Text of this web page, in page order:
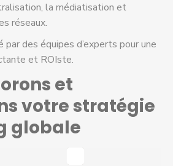
la médiatisation et
réseaux.
des équipes d’experts pour une
et ROIste.
et
votre stratégie
globale